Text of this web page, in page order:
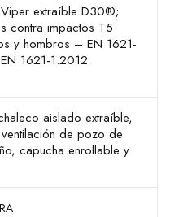
extraíble D30®;
contra impactos T5
y hombros – EN 1621-
1621-1:2012
aislado extraíble,
de pozo de
capucha enrollable y